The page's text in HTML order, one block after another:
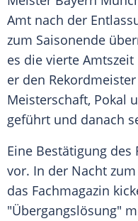
Amt nach der
zum Saisonende
es die vierte Amtszeit
er den
Meisterschaft, Pokal
geführt und danach
Eine Bestätigung des
vor. In der Nacht
das Fachmagazin
"Übergangslösung"